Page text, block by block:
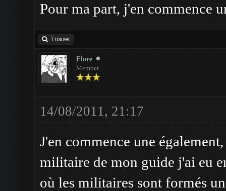
Pour ma part, j'en commence
Trouver
Flore
Member
14/08/2011, 21:17
J'en commence une
militaire de mon guide j'ai eu
où les militaires sont formés